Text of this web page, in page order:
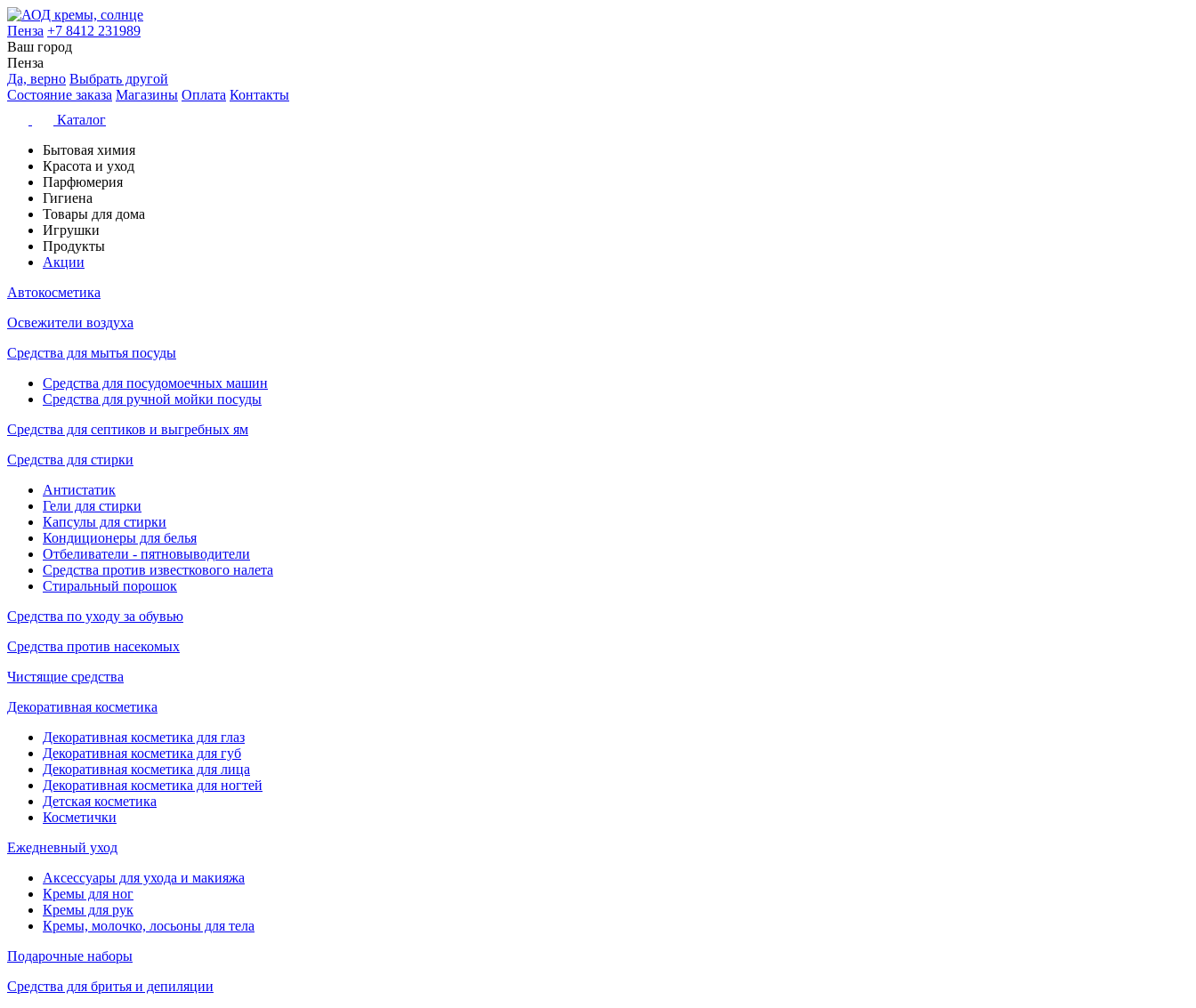
Пенза +7 8412 231989
Ваш город
Пенза
Да, верно Выбрать другой
Состояние заказа Магазины Оплата Контакты
Каталог
Бытовая химия
Красота и уход
Парфюмерия
Гигиена
Товары для дома
Игрушки
Продукты
Акции
Автокосметика
Освежители воздуха
Средства для мытья посуды
Средства для посудомоечных машин
Средства для ручной мойки посуды
Средства для септиков и выгребных ям
Средства для стирки
Антистатик
Гели для стирки
Капсулы для стирки
Кондиционеры для белья
Отбеливатели - пятновыводители
Средства против известкового налета
Стиральный порошок
Средства по уходу за обувью
Средства против насекомых
Чистящие средства
Декоративная косметика
Декоративная косметика для глаз
Декоративная косметика для губ
Декоративная косметика для лица
Декоративная косметика для ногтей
Детская косметика
Косметички
Ежедневный уход
Аксессуары для ухода и макияжа
Кремы для ног
Кремы для рук
Кремы, молочко, лосьоны для тела
Подарочные наборы
Средства для бритья и депиляции